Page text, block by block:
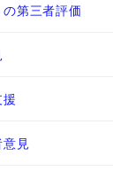
第三者評価
意見